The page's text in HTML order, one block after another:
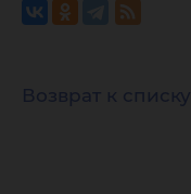
Возврат к списку